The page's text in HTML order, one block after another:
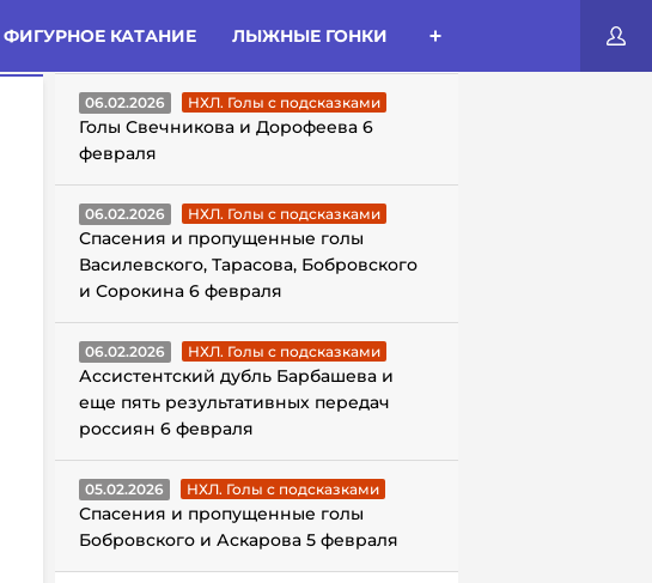
ФИГУРНОЕ КАТАНИЕ ЛЫЖНЫЕ ГОНКИ
ГОЛЫ С ПОДСКАЗКАМИ
06.02.2026 НХЛ. Голы с подсказками
Голы Свечникова и Дорофеева 6
февраля
06.02.2026 НХЛ. Голы с подсказками
Спасения и пропущенные голы
Василевского, Тарасова, Бобровского
и Сорокина 6 февраля
06.02.2026 НХЛ. Голы с подсказками
Ассистентский дубль Барбашева и
еще пять результативных передач
россиян 6 февраля
05.02.2026 НХЛ. Голы с подсказками
Спасения и пропущенные голы
Бобровского и Аскарова 5 февраля